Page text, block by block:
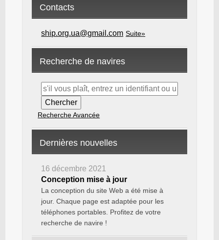
Contacts
ship.org.ua@gmail.com Suite»
Recherche de navires
Recherche Avancée
Dernières nouvelles
16 décembre 2021
Conception mise à jour
La conception du site Web a été mise à
jour. Chaque page est adaptée pour les
téléphones portables. Profitez de votre
recherche de navire !